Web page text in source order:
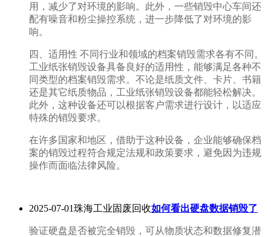
用，减少了对环境的影响。此外，一些销毁中心车间还
配有噪音和粉尘操控系统，进一步降低了对环境的影
响。
四、适用性 不同行业和领域的档案销毁需求各有不同。
工业纸张销毁设备具备良好的适用性，能够满足各种不
同类型的档案销毁需求。不论是纸质文件、卡片、书籍
还是其它纸质物品，工业纸张销毁设备都能轻松解决。
此外，这种设备还可以根据客户需求进行设计，以适应
特殊的销毁要求。
在许多国家和地区，借助于这种设备，企业能够确保档
案的销毁过程符合规定法规和政策要求，避免因为违规
操作而面临法律风险。
2025-07-01珠海工业固废回收如何看出硬盘数据销毁了
验证硬盘是否被完全销毁，可从物质状态和数据修复潜